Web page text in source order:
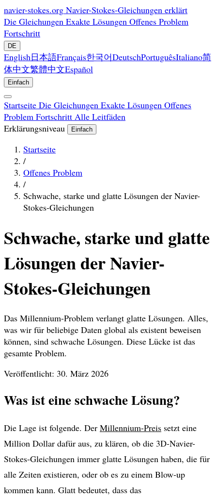
navier-stokes.org Navier-Stokes-Gleichungen erklärt
Die Gleichungen Exakte Lösungen Offenes Problem
Fortschritt
DE
English日本語Français한국어DeutschPortuguêsItaliano简
体中文繁體中文Español
Einfach
Startseite Die Gleichungen Exakte Lösungen Offenes
Problem Fortschritt Alle Leitfäden
Erklärungsniveau
Einfach
Startseite
/
Offenes Problem
/
Schwache, starke und glatte Lösungen der Navier-
Stokes-Gleichungen
Schwache, starke und glatte
Lösungen der Navier-
Stokes-Gleichungen
Das Millennium-Problem verlangt glatte Lösungen. Alles,
was wir für beliebige Daten global als existent beweisen
können, sind schwache Lösungen. Diese Lücke ist das
gesamte Problem.
Veröffentlicht: 30. März 2026
Was ist eine schwache Lösung?
Die Lage ist folgende. Der Millennium-Preis setzt eine
Million Dollar dafür aus, zu klären, ob die 3D-Navier-
Stokes-Gleichungen immer glatte Lösungen haben, die für
alle Zeiten existieren, oder ob es zu einem Blow-up
kommen kann. Glatt bedeutet, dass das